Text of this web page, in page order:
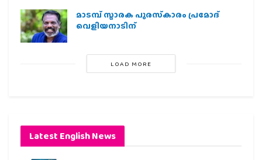
മാടമ്പ് സ്മാരക പുരസ്‌കാരം പ്രമോദ്
വെളിയനാടിന്
LOAD MORE
Latest English News